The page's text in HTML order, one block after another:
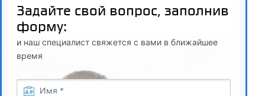
Федерации «Безопасность труда в строительстве. Часть 1.
Общие требования. СНиП 12-03-2001»
5
Задайте свой вопрос, заполнив
форму:
и наш специалист свяжется с вами в ближайшее
время
Имя *